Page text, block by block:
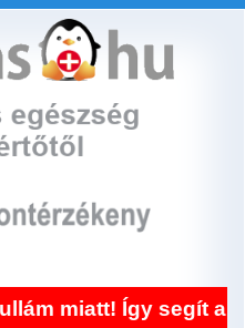
Így segít a